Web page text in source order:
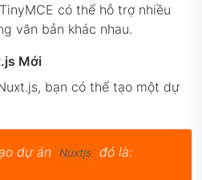
có thể hỗ trợ nhiều
văn bản khác nhau.
Mới
bạn có thể tạo một dự
dự án Nuxtjs
đó là: